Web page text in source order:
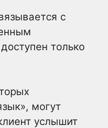
с
только
могут
услышит